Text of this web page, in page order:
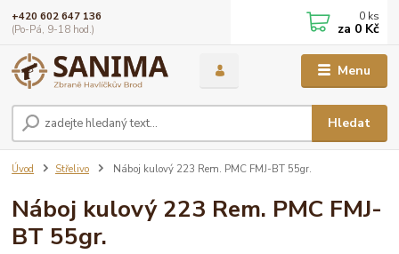
Menu
Hledat
+420 602 647 136
(Po-Pá, 9-18 hod.)
0 ks
za 0 Kč
Úvod Střelivo Náboj kulový 223 Rem. PMC FMJ-BT 55gr.
Náboj kulový 223 Rem. PMC FMJ-
BT 55gr.